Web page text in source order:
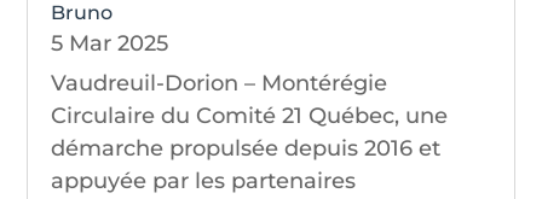
Bruno
5 Mar 2025
Vaudreuil-Dorion – Montérégie
Circulaire du Comité 21 Québec, une
démarche propulsée depuis 2016 et
appuyée par les partenaires